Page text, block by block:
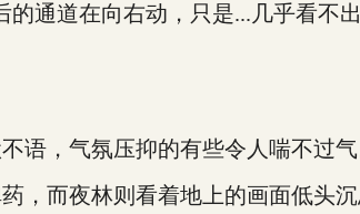
通道在向右动，只是...几乎看不
，气氛压抑的有些令人喘不过气
而夜林则看着地上的画面低头沉